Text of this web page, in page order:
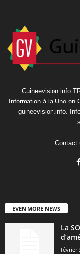
Guineevision.info
Information à la Une en
guineevision.info.
Contact
EVEN MORE NEWS
La
février